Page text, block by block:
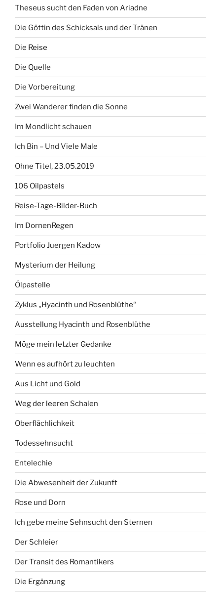
Theseus sucht den Faden von Ariadne
Die Göttin des Schicksals und der Tränen
Die Reise
Die Quelle
Die Vorbereitung
Zwei Wanderer finden die Sonne
Im Mondlicht schauen
Ich Bin – Und Viele Male
Ohne Titel, 23.05.2019
106 Oilpastels
Reise-Tage-Bilder-Buch
Im DornenRegen
Portfolio Juergen Kadow
Mysterium der Heilung
Ölpastelle
Zyklus „Hyacinth und Rosenblüthe“
Ausstellung Hyacinth und Rosenblüthe
Möge mein letzter Gedanke
Wenn es aufhört zu leuchten
Aus Licht und Gold
Weg der leeren Schalen
Oberflächlichkeit
Todessehnsucht
Entelechie
Die Abwesenheit der Zukunft
Rose und Dorn
Ich gebe meine Sehnsucht den Sternen
Der Schleier
Der Transit des Romantikers
Die Ergänzung